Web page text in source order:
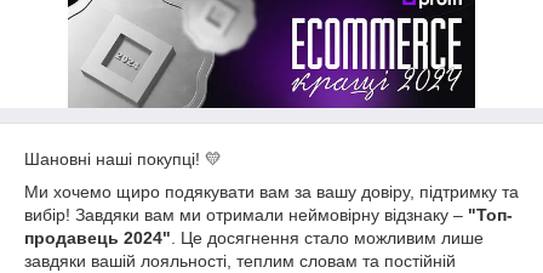
Шановні наші покупці! 💛
Ми хочемо щиро подякувати вам за вашу довіру, підтримку та
вибір! Завдяки вам ми отримали неймовірну відзнаку – "Топ-
продавець 2024" . Це досягнення стало можливим лише
завдяки вашій лояльності, теплим словам та постійній